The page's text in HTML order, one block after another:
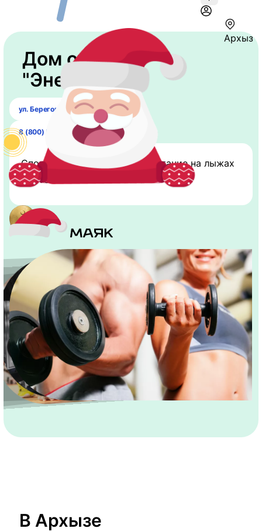
Архыз
Дом отдыха
"Энергетик"
ул. Береговая, 2
8 (800) 555-51-35
Спорт: Настольный теннис Катание на лыжах
Настольный теннис Бассейн
В Архызе